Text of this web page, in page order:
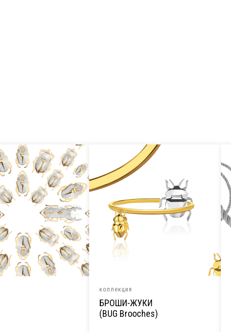
коллекция
БРОШИ-ЖУКИ
(BUG Brooches)